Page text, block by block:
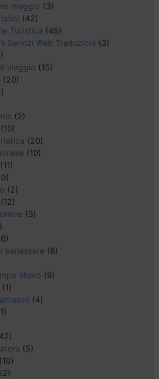
maggio (3)
(42)
Turistica (45)
Servizi Web Traduzioni (3)
viaggio (15)
(20)
(2)
(10)
(20)
(10)
(11)
(2)
(12)
(3)
benessere (8)
libero (9)
(1)
(4)
(5)
(10)